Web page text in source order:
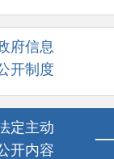
府信息
开制度
定主动
开内容